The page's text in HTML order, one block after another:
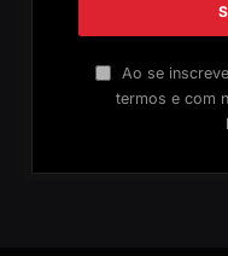
Ao se
termos e com